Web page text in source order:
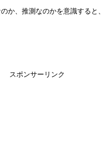
か、推測なのかを意識すると、
スポンサーリンク